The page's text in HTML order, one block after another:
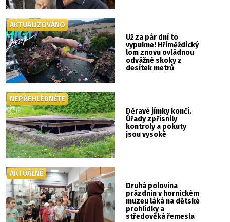
Už za pár dní to
vypukne! Hřiměždický
lom znovu ovládnou
odvážné skoky z
desítek metrů
AKTUALIZOVÁNO
Děravé jímky končí.
Úřady zpřísnily
kontroly a pokuty
jsou vysoké
NEPŘEHLÉDNĚTE
Druhá polovina
prázdnin v hornickém
muzeu láká na dětské
prohlídky a
středověká řemesla
AKTUÁLNĚ